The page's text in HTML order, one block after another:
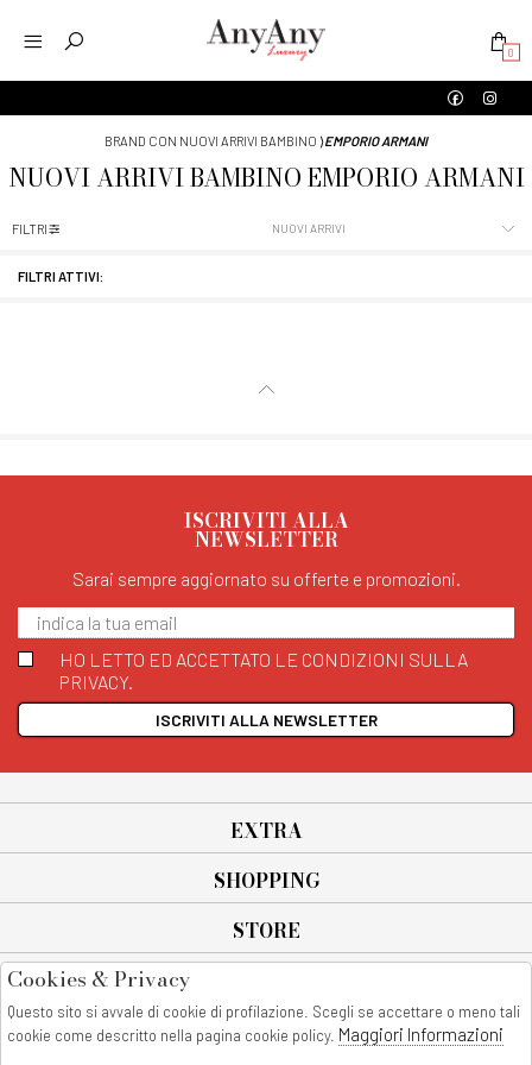
0
BRAND CON NUOVI ARRIVI BAMBINO ⟩EMPORIO ARMANI
NUOVI ARRIVIBAMBINOEMPORIO ARMANI
FILTRI ATTIVI:
FILTRI
ISCRIVITI ALLA
NEWSLETTER
Sarai sempre aggiornato su offerte e promozioni.
HO LETTO ED ACCETTATO LE CONDIZIONI SULLA
PRIVACY.
ISCRIVITI ALLA NEWSLETTER
EXTRA
SHOPPING
STORE
All rights reserved - © Copyright 2026
AnyAnyluxury srl - Sede Legale: Corso Vittorio Emanuele 90/A - 80053
Cookies & Privacy
Questo sito si avvale di cookie di profilazione. Scegli se accettare o meno tali
cookie come descritto nella pagina cookie policy. Maggiori Informazioni